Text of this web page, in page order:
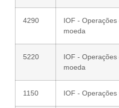
4290
IOF -
moeda
5220
IOF -
moeda
1150 IOF -